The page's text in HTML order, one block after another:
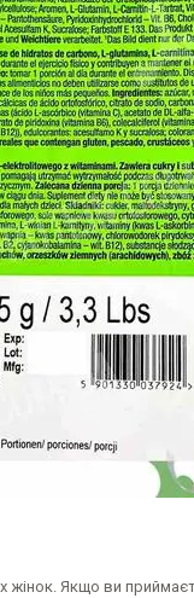
жінок. Якщо ви